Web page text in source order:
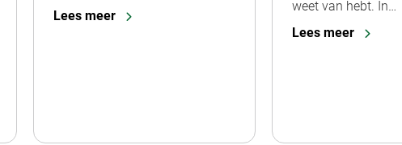
Lees meer
weet van hebt. In…
Lees meer